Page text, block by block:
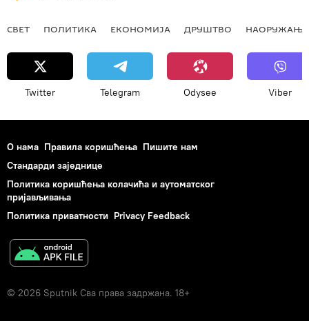
СВЕТ ПОЛИТИКА ЕКОНОМИЈА ДРУШТВО НАОРУЖАЊЕ
Twitter Telegram Odysee Viber
О нама Правила коришћења Пишите нам
Стандарди заједнице
Политика коришћења колачића и аутоматског
пријављивања
Политика приватности Privacy Feedback
© 2026 Sputnik Сва права задржана. 18+